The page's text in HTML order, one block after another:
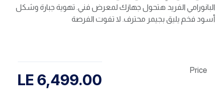
البانورامي الفريد هتحول جهازك لمعرض فني. تهوية جبارة وشكل
أسود فخم يليق بجيمر محترف. لا تفوت الفرصة
Price
6,499.00